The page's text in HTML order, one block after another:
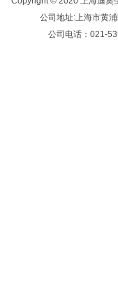
公司地址:上海市黄
公司电话：021-